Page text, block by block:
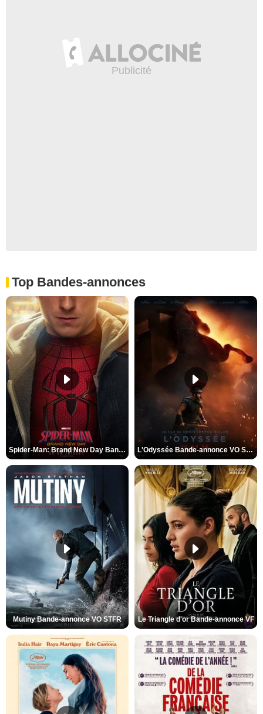
Top Bandes-annonces
Spider-Man: Brand New Day Bande-annonce VO STFR L'Odyssée Bande-annonce VO STFR
Mutiny Bande-annonce VO STFR Le Triangle d'or Bande-annonce VF